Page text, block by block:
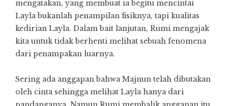
mengatakan, yang membuat ia begitu mencintai
Layla bukanlah penampilan fisiknya, tapi kualitas
kedirian Layla. Dalam bait lanjutan, Rumi mengajak
kita untuk tidak berhenti melihat sebuah fenomena
dari penampakan luarnya.
Sering ada anggapan bahwa Majnun telah dibutakan
oleh cinta sehingga melihat Layla hanya dari